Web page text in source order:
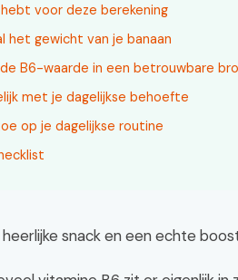
voor deze berekening
het gewicht van je banaan
B6-waarde in een betrouwbare
met je dagelijkse behoefte
op je dagelijkse routine
heerlijke snack en een echte